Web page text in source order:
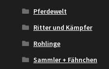
Pferdewelt
Ritter und Kämpfer
Rohlinge
Sammler + Fähnchen